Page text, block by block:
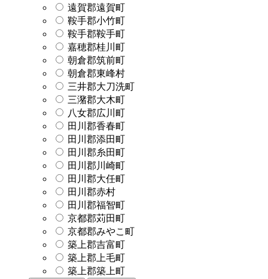
遠賀郡遠賀町
鞍手郡小竹町
鞍手郡鞍手町
嘉穂郡桂川町
朝倉郡筑前町
朝倉郡東峰村
三井郡大刀洗町
三潴郡大木町
八女郡広川町
田川郡香春町
田川郡添田町
田川郡糸田町
田川郡川崎町
田川郡大任町
田川郡赤村
田川郡福智町
京都郡苅田町
京都郡みやこ町
築上郡吉富町
築上郡上毛町
築上郡築上町